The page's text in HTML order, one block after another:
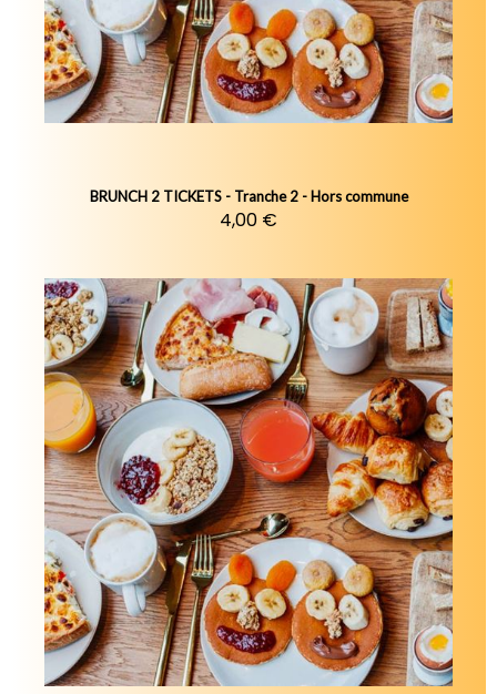
BRUNCH 2 TICKETS - Tranche 2 - Hors commune
4,00 €